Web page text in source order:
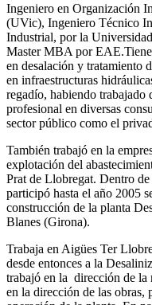
Ingeniero en Organización
(UVic), Ingeniero Técnico
Industrial, por la
Master MBA por EAE.Tiene
en desalación y tratamiento
en infraestructuras
regadío, habiendo trabajado
profesional en diversas
sector público como el
También trabajó en la
explotación del
Prat de Llobregat. Dentro
participó hasta el año 2005
construcción de la planta
Blanes (Girona).
Trabaja en Aigües Ter
desde entonces a la
trabajó en la dirección de la
en la dirección de las obras,